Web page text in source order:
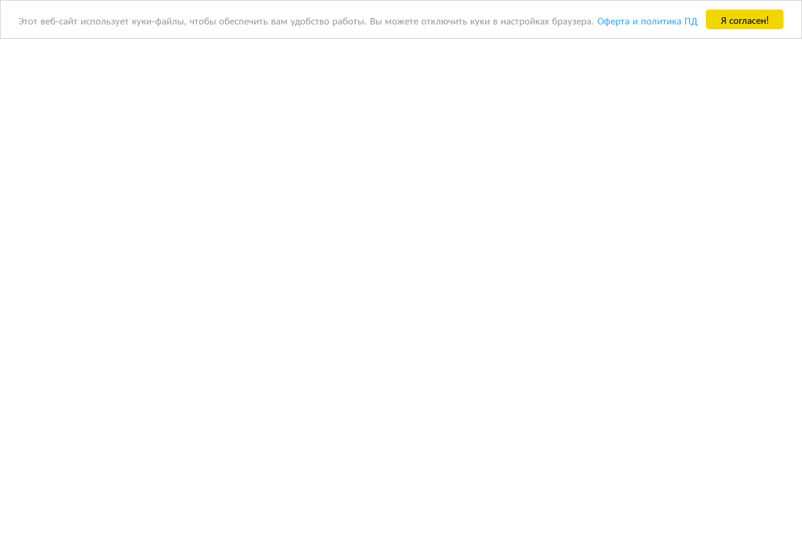
Я согласен!
Этот веб-сайт использует куки-файлы, чтобы обеспечить вам удобство работы. Вы можете отключить куки в настройках браузера. Оферта и политика ПД